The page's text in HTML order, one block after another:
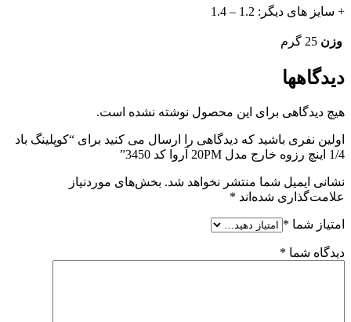
+ سایز های دیگر: 1.2 – 1.4
وزن 25 گرم
دیدگاهها
هیچ دیدگاهی برای این محصول نوشته نشده است.
اولین نفری باشید که دیدگاهی را ارسال می کنید برای “کوپلینگ باد
1/4 اینچ رزوه خارج مدل 20PM آروا کد 3450”
نشانی ایمیل شما منتشر نخواهد شد. بخش‌های موردنیاز
علامت‌گذاری شده‌اند *
امتیاز شما *
دیدگاه شما *